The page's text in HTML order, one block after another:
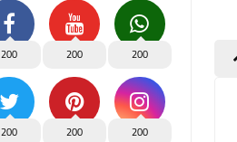
200
200
200
200
200
200